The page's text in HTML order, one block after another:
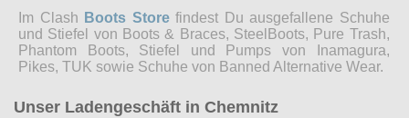
Im Clash Boots Storefindest Du ausgefallene Schuhe
und Stiefel von Boots & Braces, SteelBoots, Pure Trash,
Phantom Boots, Stiefel und Pumps von Inamagura,
Pikes, TUK sowie Schuhe von Banned Alternative Wear.
Unser Ladengeschäft in Chemnitz